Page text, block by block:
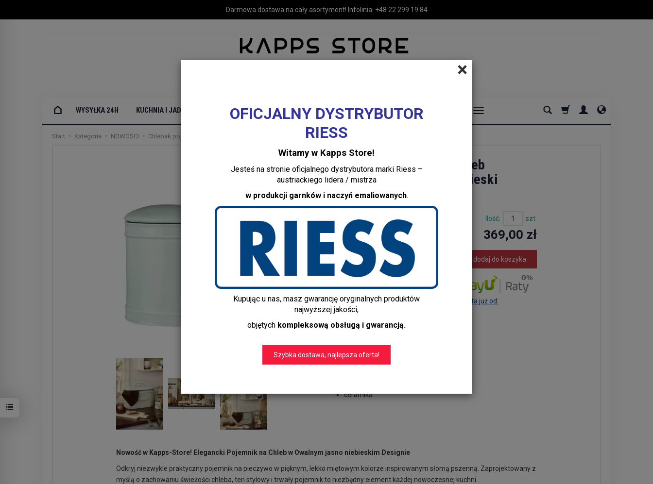
Darmowa dostawa na cały asortyment! Infolinia: +48 22 299 19 84
×
OFICJALNY DYSTRYBUTOR
RIESS
Witamy w Kapps Store!
Jesteś na stronie oficjalnego dystrybutora marki Riess –
austriackiego lidera / mistrza
w produkcji garnków i naczyń emaliowanych.
Kupując u nas, masz gwarancję oryginalnych produktów
najwyższej jakości,
objętych kompleksową obsługą i gwarancją.
Szybka dostawa, najlepsza oferta!
WYSYŁKA 24H KUCHNIA I JADALNIA MEBLE LUSTRA I OŚWIETLENIE TEKSTYLIA I DEKORACJE DOMOWE
Start Kategorie NOWOŚCI Chlebak pojemnik na chleb 20x26x36 cm jasny niebieski owalny Ib Laursen
Chlebak pojemnik na chleb
20x26x36 cm jasny niebieski
owalny Ib Laursen
1982-26
Producent:Ib Laursen
Dostępność:
Czas realizacji:
do 7 dni
Dostawa gratis!
+48 22 299 19 84
Ilość: szt.
369,00 zł
dodaj do koszyka
Rata już od:
Wymiary:
Szerokość: 20 cm
ceramika
Nowość w Kapps-Store! Elegancki Pojemnik na Chleb w Owalnym jasno niebieskim Designie
Odkryj niezwykle praktyczny pojemnik na pieczywo w pięknym, lekko miętowym kolorze inspirowanym słomą pszenną. Zaprojektowany z
myślą o zachowaniu świeżości chleba, ten stylowy i trwały pojemnik to niezbędny element każdej nowoczesnej kuchni.